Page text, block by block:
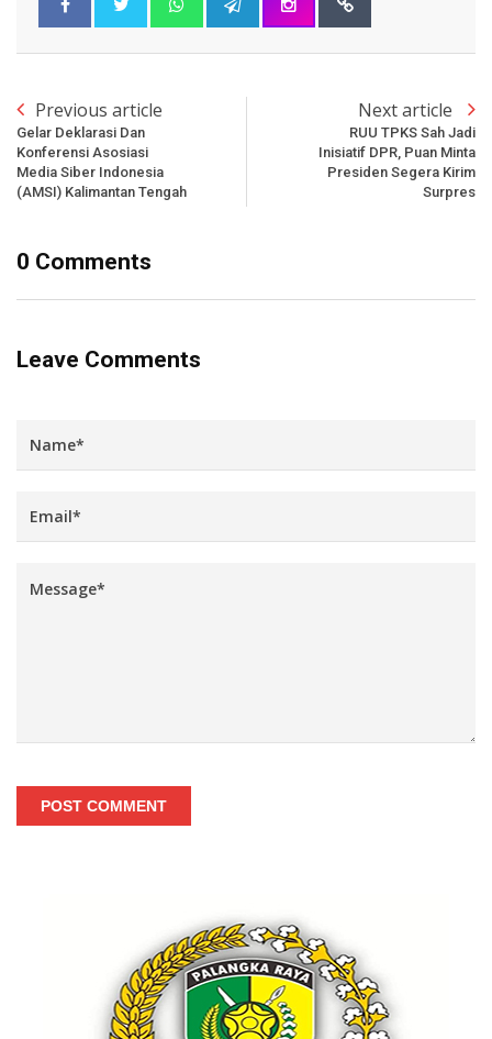
Previous article
Gelar Deklarasi Dan
Konferensi Asosiasi
Media Siber Indonesia
(AMSI) Kalimantan Tengah
Next article
RUU TPKS Sah Jadi
Inisiatif DPR, Puan Minta
Presiden Segera Kirim
Surpres
0 Comments
Leave Comments
POST COMMENT